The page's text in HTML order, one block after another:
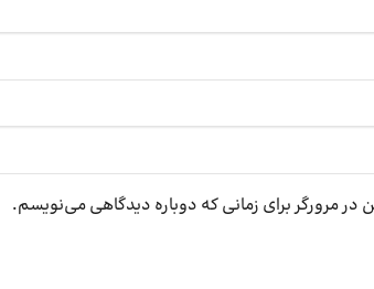
در مرورگر برای زمانی که دوباره دیدگاهی می‌نویسم.